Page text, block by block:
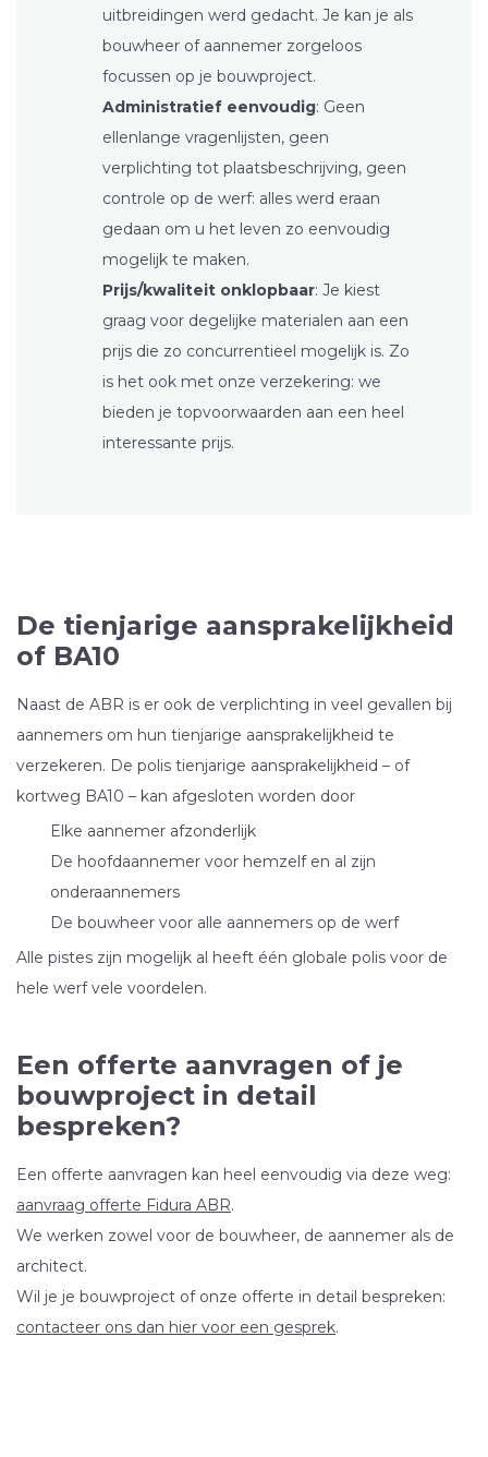
uitbreidingen werd gedacht. Je kan je als
bouwheer of aannemer zorgeloos
focussen op je bouwproject.
Administratief eenvoudig: Geen
ellenlange vragenlijsten, geen
verplichting tot plaatsbeschrijving, geen
controle op de werf: alles werd eraan
gedaan om u het leven zo eenvoudig
mogelijk te maken.
Prijs/kwaliteit onklopbaar: Je kiest
graag voor degelijke materialen aan een
prijs die zo concurrentieel mogelijk is. Zo
is het ook met onze verzekering: we
bieden je topvoorwaarden aan een heel
interessante prijs.
De tienjarige aansprakelijkheid
of BA10
Naast de ABR is er ook de verplichting in veel gevallen bij
aannemers om hun tienjarige aansprakelijkheid te
verzekeren. De polis tienjarige aansprakelijkheid – of
kortweg BA10 – kan afgesloten worden door
Elke aannemer afzonderlijk
De hoofdaannemer voor hemzelf en al zijn
onderaannemers
De bouwheer voor alle aannemers op de werf
Alle pistes zijn mogelijk al heeft één globale polis voor de
hele werf vele voordelen.
Een offerte aanvragen of je
bouwproject in detail
bespreken?
Een offerte aanvragen kan heel eenvoudig via deze weg:
aanvraag offerte Fidura ABR.
We werken zowel voor de bouwheer, de aannemer als de
architect.
Wil je je bouwproject of onze offerte in detail bespreken:
contacteer ons dan hier voor een gesprek.